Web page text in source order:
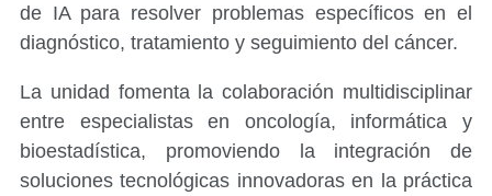
de IA para resolver problemas específicos en el
diagnóstico, tratamiento y seguimiento del cáncer.
La unidad fomenta la colaboración multidisciplinar
entre especialistas en oncología, informática y
bioestadística, promoviendo la integración de
soluciones tecnológicas innovadoras en la práctica